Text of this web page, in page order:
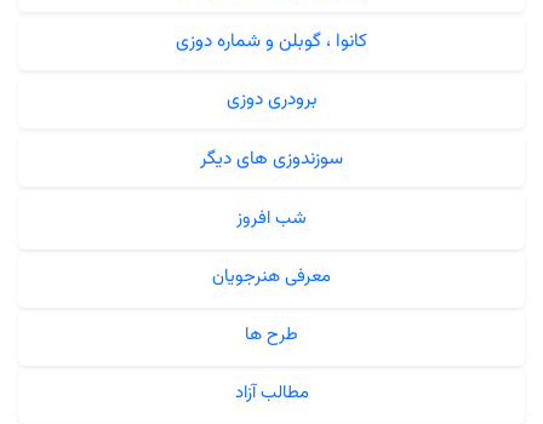
کانوا ، گوبلن و شماره دوزی
برودری دوزی
سوزندوزی های دیگر
شب افروز
معرفی هنرجویان
طرح ها
مطالب آزاد